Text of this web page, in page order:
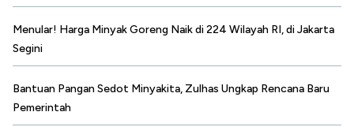
Menular! Harga Minyak Goreng Naik di 224 Wilayah RI, di Jakarta
Segini
Bantuan Pangan Sedot Minyakita, Zulhas Ungkap Rencana Baru
Pemerintah